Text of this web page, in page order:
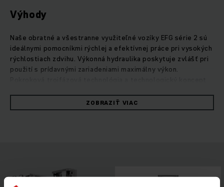
Výhody
Naše obratné a všestranne využiteľné vozíky EFG série 2 sú
ideálnymi pomocníkmi rýchlej a efektívnej práce pri vysokých
rýchlostiach zdvihu. Výkonná hydraulika poskytuje zvlášť pri
použití s prídavnými zariadeniami maximálny výkon.
účinnosti. Tak dosiahnete maximálny výkon prekládky pri
minimálnej spotrebe. Vďaka premyslenej ergonómii,
bezúdržbovosti vždy profitovať z plnej sily svojho
ZOBRAZIŤ VIAC